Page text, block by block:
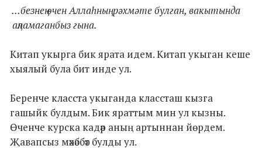
...безнең өчен Аллаһның рәхмәте булган, вакытында
аңламаганбыз гына.
Китап укырга бик ярата идем. Китап укыган кеше
хыялый була бит инде ул.
Беренче класста укыганда классташ кызга
гашыйк булдым. Бик яраттым мин ул кызны.
Өченче курска кадәр аның артыннан йөрдем.
Җавапсыз мәхәббәт булды ул.